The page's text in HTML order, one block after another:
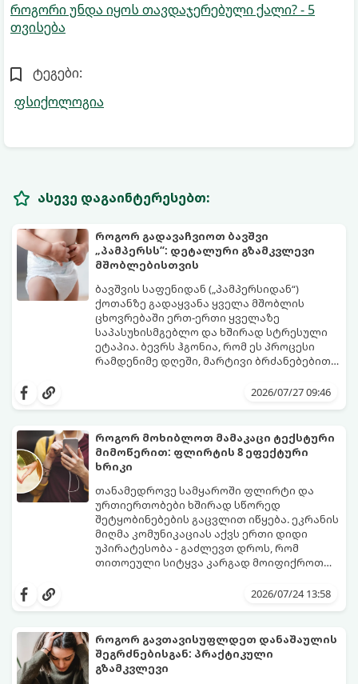
როგორი უნდა იყოს თავდაჯერებული ქალი? - 5
თვისება
ტეგები:
ფსიქოლოგია
ასევე დაგაინტერესებთ:
როგორ გადავაჩვიოთ ბავშვი
„პამპერსს“: დეტალური გზამკვლევი
მშობლებისთვის
ბავშვის საფენიდან („პამპერსიდან“)
ქოთანზე გადაყვანა ყველა მშობლის
ცხოვრებაში ერთ-ერთი ყველაზე
საპასუხისმგებლო და ხშირად სტრესული
ეტაპია. ბევრს ჰგონია, რომ ეს პროცესი
რამდენიმე დღეში, მარტივი ბრძანებებით
ფიზიოლოგიური და ფსიქოლოგიური
მოთმინებას მოითხოვს.
როგორ გახადოთ ეს პროცესი2026/07/27 09:46
როგორ მოხიბლოთ მამაკაცი ტექსტური
მიმოწერით: ფლირტის 8 ეფექტური
ხრიკი
თანამედროვე სამყაროში ფლირტი და
ურთიერთობები ხშირად სწორედ
შეტყობინებების გაცვლით იწყება. ეკრანის
მიღმა კომუნიკაციას აქვს ერთი დიდი
უპირატესობა - გაძლევთ დროს, რომ
თითოეული სიტყვა კარგად მოიფიქროთ
მოაცილოს და მოუთმენლად ელოდოს
წესი:
2026/07/24 13:58
როგორ გავთავისუფლდეთ დანაშაულის
შეგრძნებისგან: პრაქტიკული
გზამკვლევი